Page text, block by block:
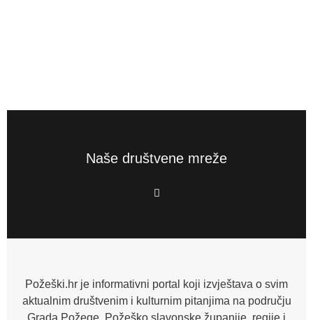
Naše društvene mreže
F
a
o
f
Požeški.hr je informativni portal koji izvještava o svim
aktualnim društvenim i kulturnim pitanjima na području
Grada Požege, Požeško slavonske županije, regije i